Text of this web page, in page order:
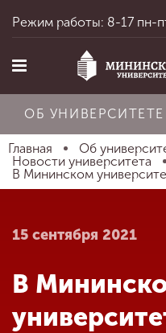
Главная
Абитуриенту
Режим работы: 8-17 пн-
ОБ УНИВЕРСИТЕТЕ
Главная
Об
Новости университета
В Мининском
15 сентября 2021
В